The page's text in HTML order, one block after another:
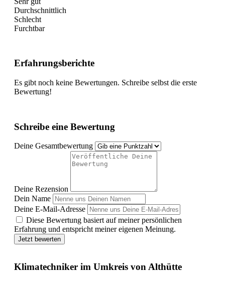
Durchschnittlich
Schlecht
Furchtbar
Erfahrungsberichte
Es gibt noch keine Bewertungen. Schreibe selbst die erste
Bewertung!
Schreibe eine Bewertung
Deine Gesamtbewertung
Deine Rezension
Dein Name
Deine E-Mail-Adresse
Diese Bewertung basiert auf meiner persönlichen
Erfahrung und entspricht meiner eigenen Meinung.
Jetzt bewerten
Klimatechniker im Umkreis von Althütte